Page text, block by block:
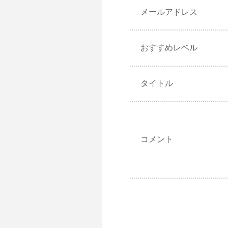
メールアドレス
おすすめレベル
タイトル
コメント